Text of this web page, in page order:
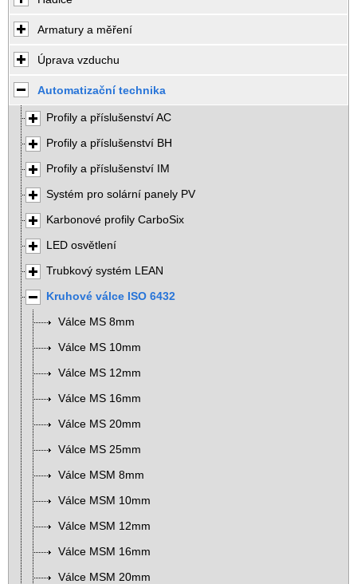
Armatury a měření
Úprava vzduchu
Automatizační technika
Profily a příslušenství AC
Profily a příslušenství BH
Profily a příslušenství IM
Systém pro solární panely PV
Karbonové profily CarboSix
LED osvětlení
Trubkový systém LEAN
Kruhové válce ISO 6432
Válce MS 8mm
Válce MS 10mm
Válce MS 12mm
Válce MS 16mm
Válce MS 20mm
Válce MS 25mm
Válce MSM 8mm
Válce MSM 10mm
Válce MSM 12mm
Válce MSM 16mm
Válce MSM 20mm